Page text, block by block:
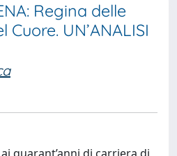
Regina delle
Cuore. UN’ANALISI